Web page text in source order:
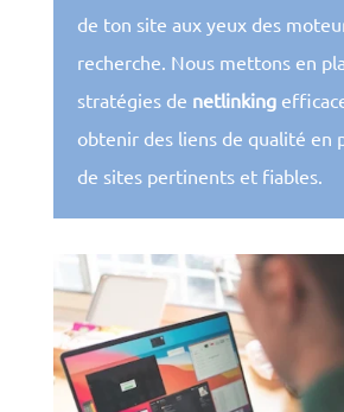
de ton site aux yeux des
recherche. Nous mettons en
stratégies de netlinking
obtenir des liens de qualité en
de sites pertinents et fiables.